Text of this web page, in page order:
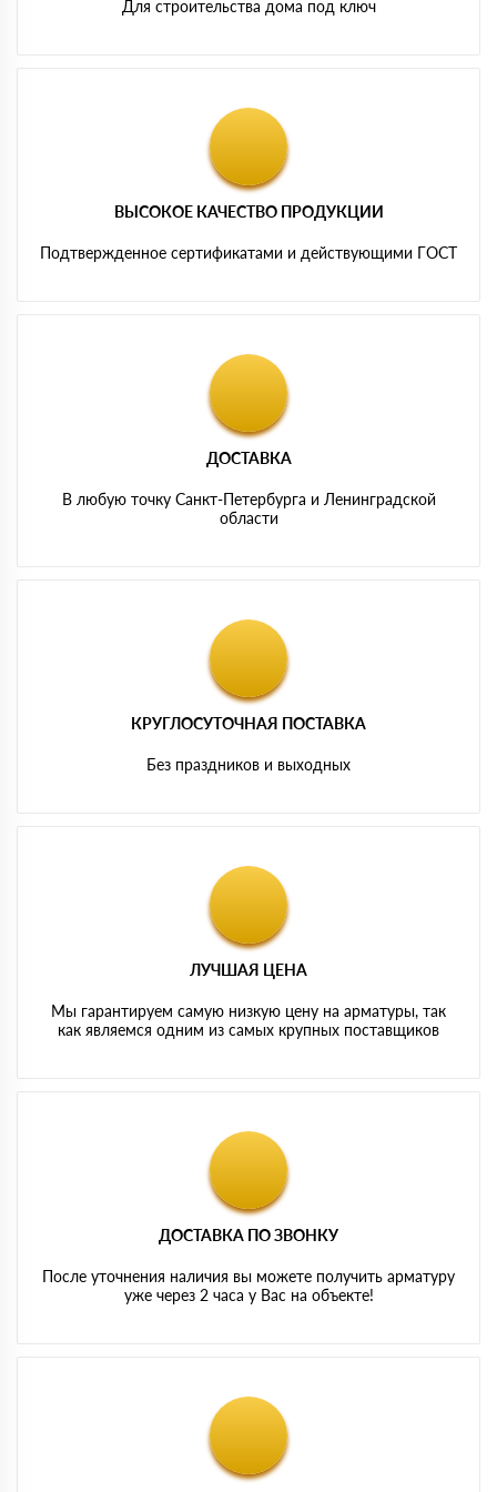
Для строительства дома под ключ
ВЫСОКОЕ КАЧЕСТВО ПРОДУКЦИИ
Подтвержденное сертификатами и действующими ГОСТ
ДОСТАВКА
В любую точку Санкт-Петербурга и Ленинградской
области
КРУГЛОСУТОЧНАЯ ПОСТАВКА
Без праздников и выходных
ЛУЧШАЯ ЦЕНА
Мы гарантируем самую низкую цену на арматуры, так
как являемся одним из самых крупных поставщиков
ДОСТАВКА ПО ЗВОНКУ
После уточнения наличия вы можете получить арматуру
уже через 2 часа у Вас на объекте!